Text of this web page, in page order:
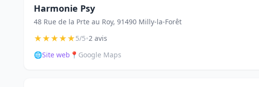
Harmonie Psy
48 Rue de la Prte au Roy, 91490 Milly-la-Forêt
★★★★★5/5•2 avis
🌐Site web 📍 Google Maps